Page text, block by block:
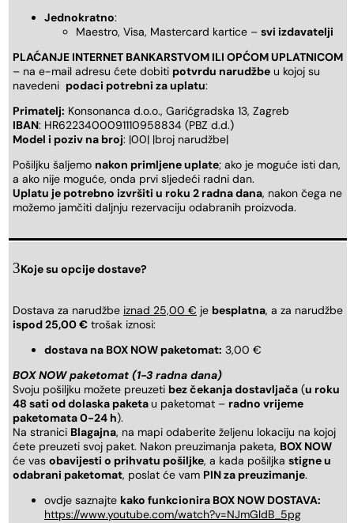
Jednokratno:
Maestro, Visa, Mastercard kartice – svi izdavatelji
PLAĆANJE INTERNET BANKARSTVOM ILI OPĆOM UPLATNICOM
– na e-mail adresu ćete dobiti potvrdu narudžbe u kojoj su
navedeni podaci potrebni za uplatu:
Primatelj: Konsonanca d.o.o., Garićgradska 13, Zagreb
IBAN: HR6223400091110958834 (PBZ d.d.)
Model i poziv na broj: |00| |broj narudžbe|
Pošiljku šaljemo nakon primljene uplate; ako je moguće isti dan,
a ako nije moguće, onda prvi sljedeći radni dan.
Uplatu je potrebno izvršiti u roku 2 radna dana, nakon čega ne
možemo jamčiti daljnju rezervaciju odabranih proizvoda.
Koje su opcije dostave?
Dostava za narudžbe iznad 25,00 € je besplatna, a za narudžbe
ispod 25,00 € trošak iznosi:
dostava na BOX NOW paketomat: 3,00 €
BOX NOW paketomat (1-3 radna dana)
Svoju pošiljku možete preuzeti bez čekanja dostavljača (u roku
48 sati od dolaska paketau paketomat – radno vrijeme
paketomata 0-24 h).
Na stranici Blagajna, na mapi odaberite željenu lokaciju na kojoj
ćete preuzeti svoj paket. Nakon preuzimanja paketa, BOX NOW
će vas obavijesti o prihvatu pošiljke, a kada pošiljka stigne u
odabrani paketomat, poslat će vam PIN za preuzimanje.
ovdje saznajte kako funkcionira BOX NOW DOSTAVA:
https://www.youtube.com/watch?v=NJmGldB_5pg